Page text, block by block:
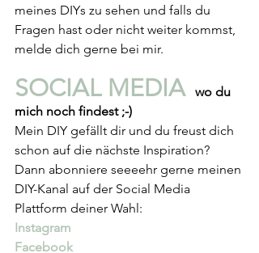
meines DIYs zu sehen und falls du
Fragen hast oder nicht weiter kommst,
melde dich gerne bei mir.
SOCIAL MEDIA wo du
mich noch findest ;-)
Mein DIY gefällt dir und du freust dich
schon auf die nächste Inspiration?
Dann abonniere seeeehr gerne meinen
DIY-Kanal auf der Social Media
Plattform deiner Wahl:
Instagram
Facebook